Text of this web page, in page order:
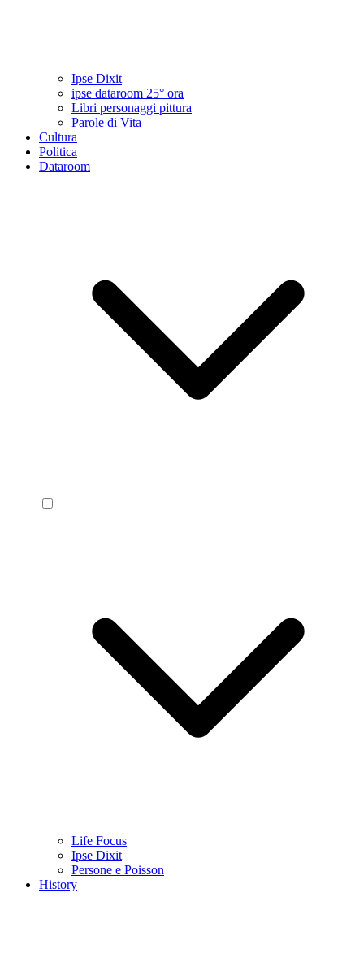
Ipse Dixit
ipse dataroom 25° ora
Libri personaggi pittura
Parole di Vita
Cultura
Politica
Dataroom
Life Focus
Ipse Dixit
Persone e Poisson
History